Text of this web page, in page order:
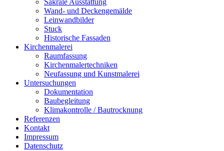
Sakrale Ausstattung
Wand- und Deckengemälde
Leinwandbilder
Stuck
Historische Fassaden
Kirchenmalerei
Raumfassung
Kirchenmalertechniken
Neufassung und Kunstmalerei
Untersuchungen
Dokumentation
Baubegleitung
Klimakontrolle / Bautrocknung
Referenzen
Kontakt
Impressum
Datenschutz